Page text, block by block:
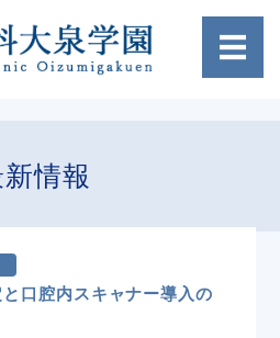
情報
口腔内スキャナー導入の